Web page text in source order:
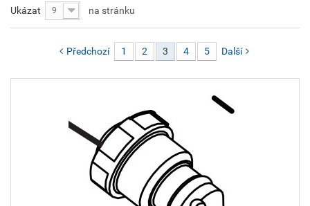
Ukázat 9 na stránku
Předchozí 1 2 3 4 5 Další